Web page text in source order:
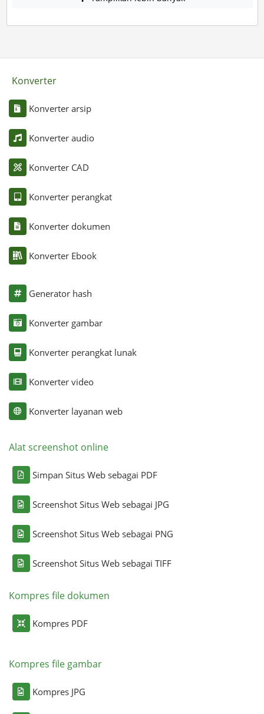
Konverter
Konverter arsip
Konverter audio
Konverter CAD
Konverter perangkat
Konverter dokumen
Konverter Ebook
Generator hash
Konverter gambar
Konverter perangkat lunak
Konverter video
Konverter layanan web
Alat screenshot online
Simpan Situs Web sebagai PDF
Screenshot Situs Web sebagai JPG
Screenshot Situs Web sebagai PNG
Screenshot Situs Web sebagai TIFF
Kompres file dokumen
Kompres PDF
Kompres file gambar
Kompres JPG